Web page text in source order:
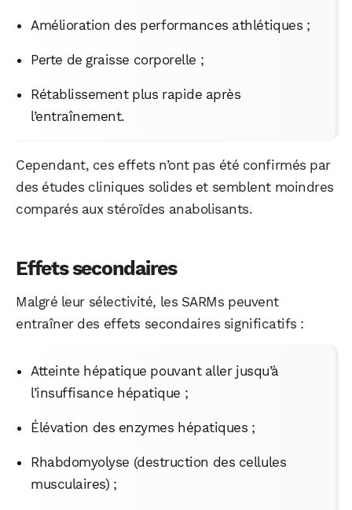
Amélioration des performances athlétiques ;
Perte de graisse corporelle ;
Rétablissement plus rapide après
l’entraînement.
Cependant, ces effets n’ont pas été confirmés par
des études cliniques solides et semblent moindres
comparés aux stéroïdes anabolisants.
Effets secondaires
Malgré leur sélectivité, les SARMs peuvent
entraîner des effets secondaires significatifs :
Atteinte hépatique pouvant aller jusqu’à
l’insuffisance hépatique ;
Élévation des enzymes hépatiques ;
Rhabdomyolyse (destruction des cellules
musculaires) ;
WhatsApp Telegram Email
Facebook